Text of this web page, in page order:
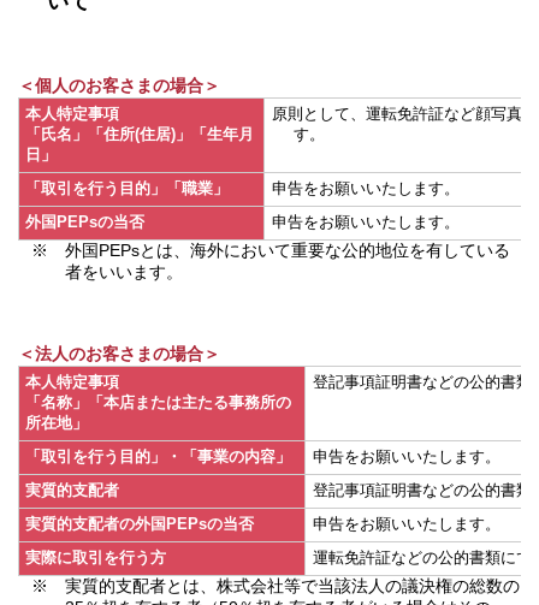
＜個人のお客さまの場合＞
本人特定事項
「氏名」「住所(住居)」「生年月
日」
原則として、運転免許証など顔写真
す。
「取引を行う目的」「職業」
申告をお願いいたします。
外国PEPsの当否
申告をお願いいたします。
※ 外国PEPsとは、海外において重要な公的地位を有している
者をいいます。
＜法人のお客さまの場合＞
本人特定事項
「名称」「本店または主たる事務所の
所在地」
登記事項証明書などの公的書類
「取引を行う目的」・「事業の内容」
申告をお願いいたします。
実質的支配者
登記事項証明書などの公的書
実質的支配者の外国PEPsの当否
申告をお願いいたします。
実際に取引を行う方
運転免許証などの公的書類にて
※ 実質的支配者とは、株式会社等で当該法人の議決権の総数の